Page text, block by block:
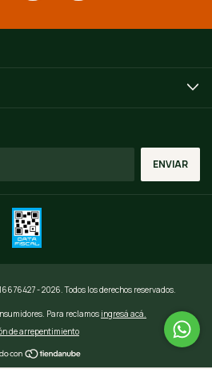
- 2026. Todos los derechos reservados.
Para reclamos ingresá acá.
de arrepentimiento